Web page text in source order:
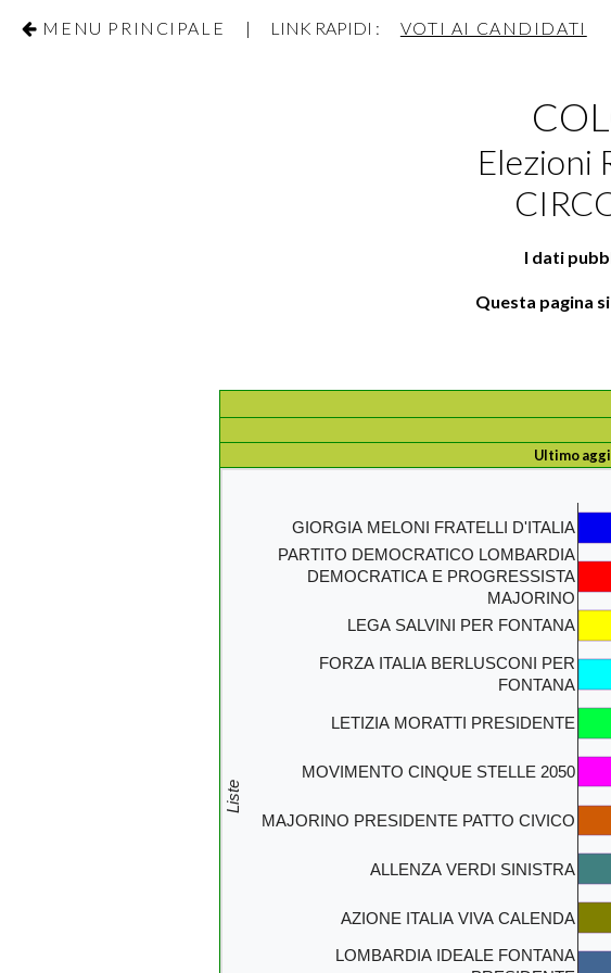
MENU PRINCIPALE | LINK RAPIDI : VOTI AI CANDIDATI
Elezioni
I dati
Questa pagina
Ultimo
GIORGIA MELONI FRATELLI D'ITALIA
PARTITO DEMOCRATICO LOMBARDIA
DEMOCRATICA E PROGRESSISTA
MAJORINO
LEGA SALVINI PER FONTANA
FORZA ITALIA BERLUSCONI PER
FONTANA
LETIZIA MORATTI PRESIDENTE
MOVIMENTO CINQUE STELLE 2050
MAJORINO PRESIDENTE PATTO CIVICO
ALLENZA VERDI SINISTRA
AZIONE ITALIA VIVA CALENDA
LOMBARDIA IDEALE FONTANA
Liste